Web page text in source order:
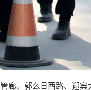
廊、郭么日西路、迎